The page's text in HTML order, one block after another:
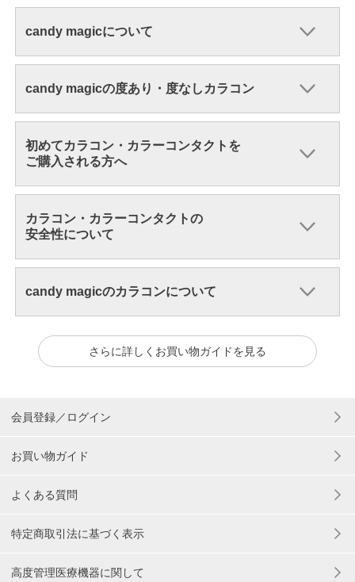
candy magicについて
candy magicの度あり・度なしカラコン
初めてカラコン・カラーコンタクトを
ご購入される方へ
カラコン・カラーコンタクトの
安全性について
candy magicのカラコンについて
さらに詳しくお買い物ガイドを見る
会員登録／ログイン
お買い物ガイド
よくある質問
特定商取引法に基づく表示
高度管理医療機器に関して